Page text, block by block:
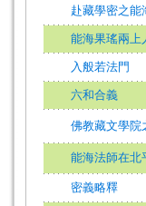
赴藏學密之能
能海果瑤兩上
入般若法門
六和合義
佛教藏文學院
能海法師在北
密義略釋